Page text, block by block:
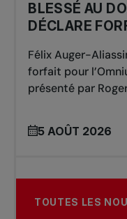
BLESSÉ AU
DÉCLARE
Félix Auger-
forfait pour
présenté par
5 AOÛT 2026
TOUTES LES